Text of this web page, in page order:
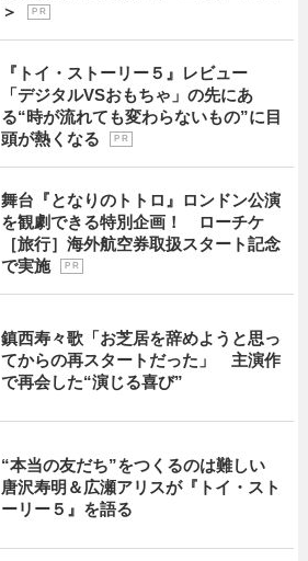
＞
P R
『トイ・ストーリー５』レビュー
「デジタルVSおもちゃ」の先にあ
る“時が流れても変わらないもの”に目
頭が熱くなる
P R
舞台『となりのトトロ』ロンドン公演
を観劇できる特別企画！ ローチケ
［旅行］海外航空券取扱スタート記念
で実施
P R
鎮西寿々歌「お芝居を辞めようと思っ
てからの再スタートだった」 主演作
で再会した“演じる喜び”
“本当の友だち”をつくるのは難しい
唐沢寿明＆広瀬アリスが『トイ・スト
ーリー５』を語る